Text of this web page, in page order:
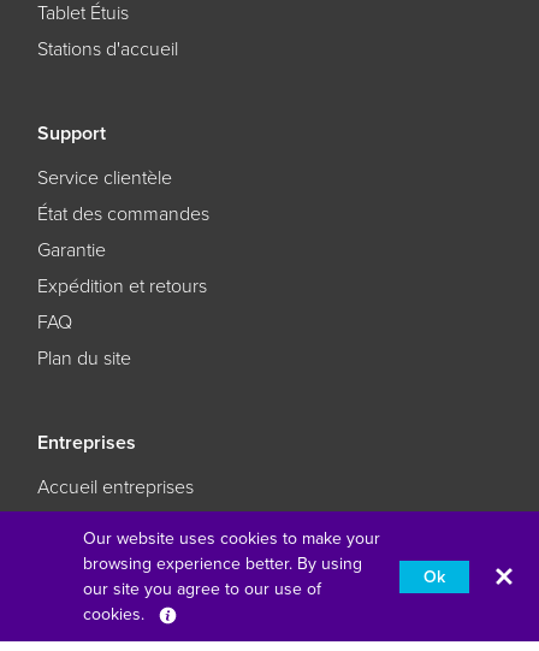
Tablet Étuis
Stations d'accueil
Support
Service clientèle
État des commandes
Garantie
Expédition et retours
FAQ
Plan du site
Entreprises
Accueil entreprises
L'éducation réimaginée
Faites en sorte que vos affaires restent des affaires
Our website uses cookies to make your
browsing experience better. By using
our site you agree to our use of
cookies.
Ok